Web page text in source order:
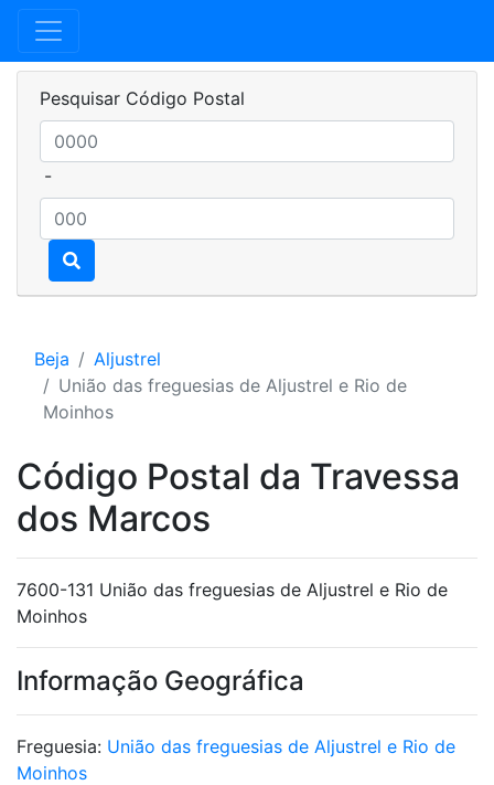
Pesquisar Código Postal
-
Beja
Aljustrel
União das freguesias de Aljustrel e Rio de
Moinhos
Código Postal da Travessa
dos Marcos
7600-131 União das freguesias de Aljustrel e Rio de
Moinhos
Informação Geográfica
Freguesia: União das freguesias de Aljustrel e Rio de
Moinhos